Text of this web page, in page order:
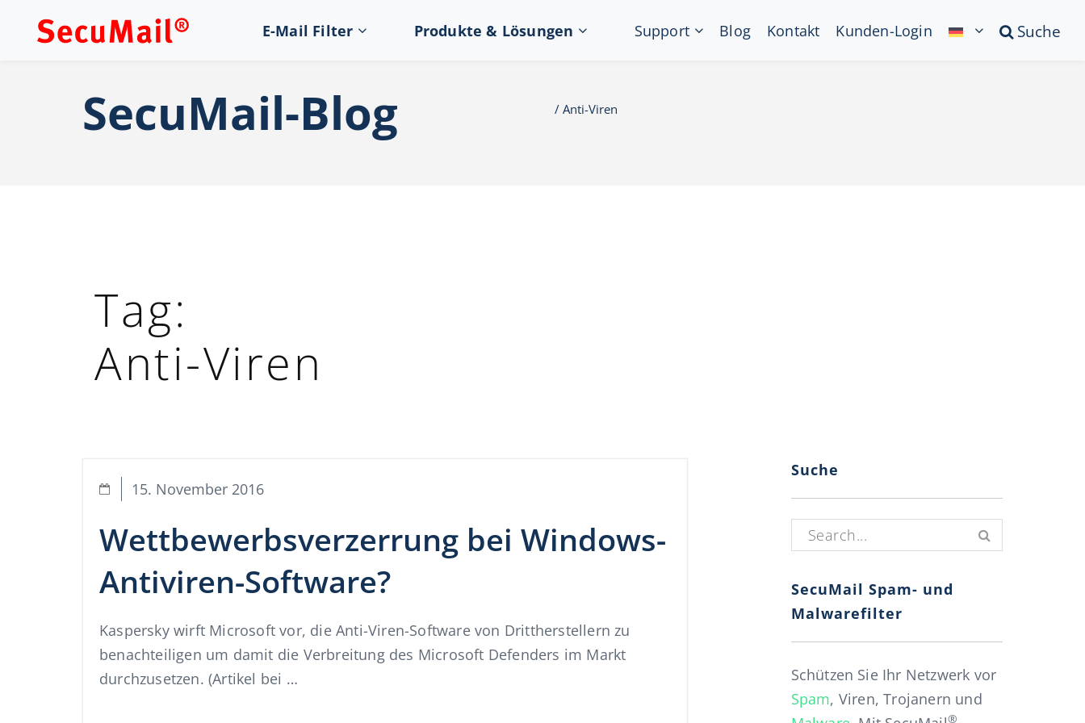
E-Mail Filter Produkte & Lösungen Support Blog Kontakt Kunden-Login Suche
SecuMail-Blog Anti-Viren
Tag:
Anti-Viren
15. November 2016
Wettbewerbsverzerrung bei Windows-
Antiviren-Software?
Kaspersky wirft Microsoft vor, die Anti-Viren-Software von Drittherstellern zu
benachteiligen um damit die Verbreitung des Microsoft Defenders im Markt
durchzusetzen. (Artikel bei …
Suche
Suchen nach:
SecuMail Spam- und
Malwarefilter
Schützen Sie Ihr Netzwerk vor
Spam, Viren, Trojanern und
®